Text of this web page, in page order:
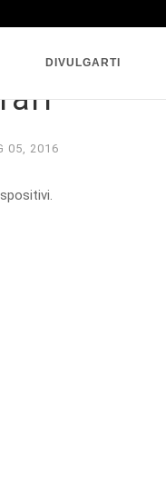
DIVULGARTI
05, 2016